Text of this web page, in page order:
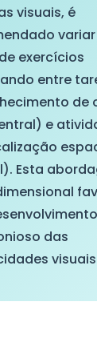
visuais, é
exercícios
entre
de
e
Esta
das